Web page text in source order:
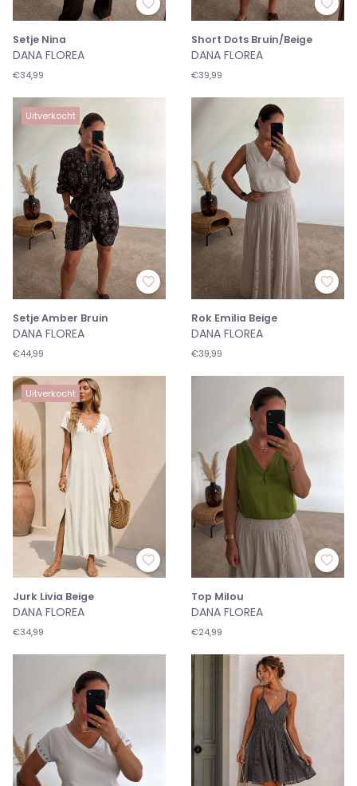
Setje Nina
DANA FLOREA
€34,99
Short Dots Bruin/Beige
DANA FLOREA
€39,99
Uitverkocht
Setje Amber Bruin
DANA FLOREA
€44,99
Rok Emilia Beige
DANA FLOREA
€39,99
Uitverkocht
Jurk Livia Beige
DANA FLOREA
€34,99
Top Milou
DANA FLOREA
€24,99